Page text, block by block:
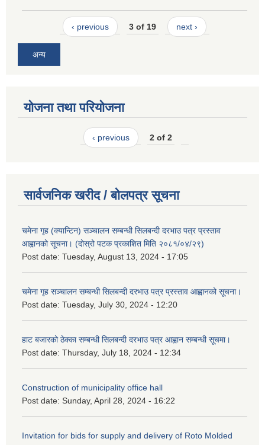
‹ previous 3 of 19 next ›
अन्य
योजना तथा परियोजना
‹ previous 2 of 2
सार्वजनिक खरीद / बोलपत्र सूचना
चमेना गृह (क्यान्टिन) सञ्चालन सम्बन्धी सिलबन्दी दरभाउ पत्र प्रस्ताव
आह्वानको सूचना। (दोस्रो पटक प्रकाशित मिति २०८१/०४/२९)
Post date: Tuesday, August 13, 2024 - 17:05
चमेना गृह सञ्चालन सम्बन्धी सिलबन्दी दरभाउ पत्र प्रस्ताव आह्वानको सूचना।
Post date: Tuesday, July 30, 2024 - 12:20
हाट बजारको ठेक्का सम्बन्धी सिलबन्दी दरभाउ पत्र आह्वान सम्बन्धी सूचमा।
Post date: Thursday, July 18, 2024 - 12:34
Construction of municipality office hall
Post date: Sunday, April 28, 2024 - 16:22
Invitation for bids for supply and delivery of Roto Molded